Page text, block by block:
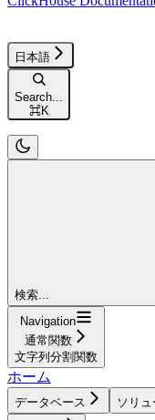
日本語
Search...
⌘K
検索...
Navigation
通常関数
文字列分割関数
ホーム
データベース ソリ